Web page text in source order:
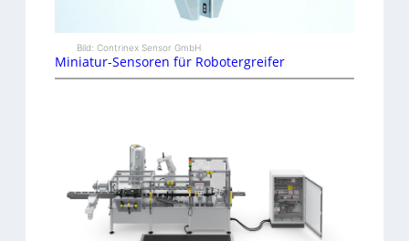
Bild: Contrinex Sensor GmbH
Miniatur-Sensoren für Robotergreifer